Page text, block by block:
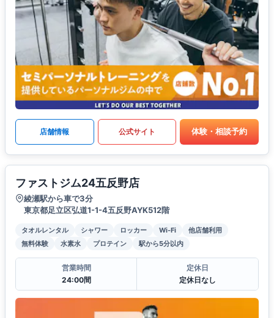
店舗情報 公式サイト 体験・相談予約
ファストジム24五反野店
綾瀬駅から車で3分
東京都足立区弘道1-1-4五反野AYK512階
タオルレンタル シャワー ロッカー Wi-Fi
他店舗利用
無料体験
水素水 プロテイン 駅から5分以内
営業時間
24:00間
定休日
定休日なし